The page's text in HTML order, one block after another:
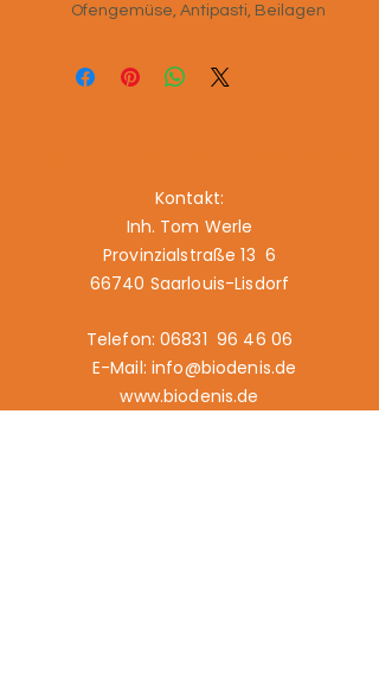
Ofengemüse, Antipasti, Beilagen
Kontakt:
Inh. Tom Werle
Provinzialstraße 13 6
66740 Saarlouis-Lisdorf
Telefon: 06831 96 46 06
E-Mail: info@biodenis.de
www.biodenis.de